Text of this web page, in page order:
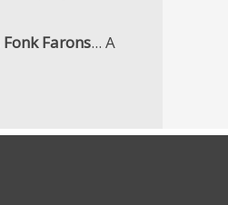
Fonk Farons... A